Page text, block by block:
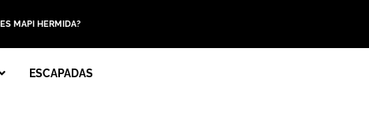
MAPI HERMIDA?
ESCAPADAS